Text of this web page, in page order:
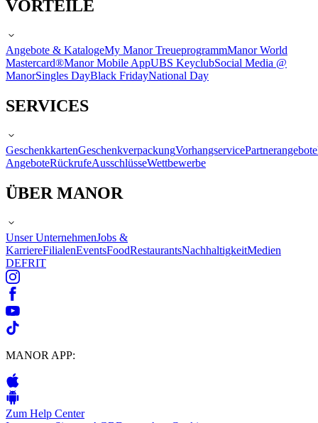
VORTEILE
Angebote & KatalogeMy Manor TreueprogrammManor World
Mastercard®Manor Mobile AppUBS KeyclubSocial Media @
ManorSingles DayBlack FridayNational Day
SERVICES
GeschenkkartenGeschenkverpackungVorhangservicePartnerangebote
AngeboteRückrufeAusschlüsseWettbewerbe
ÜBER MANOR
Unser UnternehmenJobs &
KarriereFilialenEventsFoodRestaurantsNachhaltigkeitMedien
DEFRIT
MANOR APP:
Zum Help Center